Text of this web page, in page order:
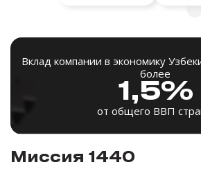
Вклад компании в экономику
более
1,5%
от общего ВВП
Миссия 1440